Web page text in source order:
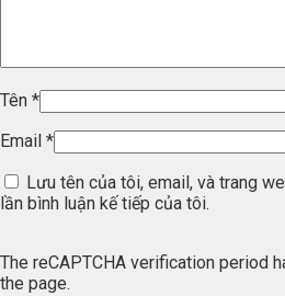
Tên *
Email *
Lưu tên của tôi, email, và trang
lần bình luận kế tiếp của tôi.
The reCAPTCHA verification period
the page.